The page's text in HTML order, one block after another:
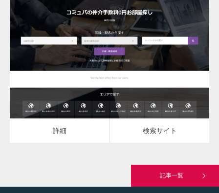
更新日： 2023.03.08
訪問診療
詳細 検索サイト
詳細 検索サイト
記事一覧
通常投稿
Hello world!